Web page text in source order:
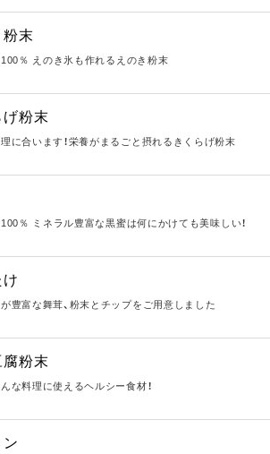
粉末
％ えのき氷も作れるえのき粉末
げ粉末
に合います！栄養がまるごと摂れるきくらげ粉末
％ ミネラル豊富な黒蜜は何にかけても美味しい！
け
豊富な舞茸、粉末とチップをご用意しました
粉末
な料理に使えるヘルシー食材！
ン